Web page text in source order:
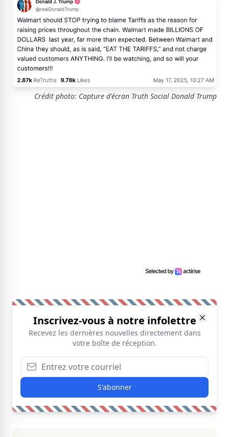
Crédit photo: Capture d'écran Truth Social Donald Trump
Inscrivez-vous à notre infolettre
Recevez les dernières nouvelles directement dans
votre boîte de réception.
S'abonner